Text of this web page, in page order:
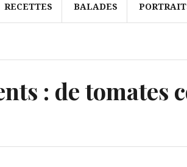
RECETTES BALADES
: de tomates